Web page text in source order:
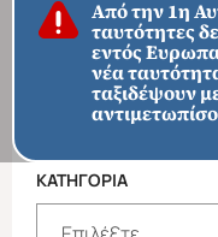
Από την 1η
ταυτότητες
εντός
νέα
ταξιδέψουν
ΠΡΟΟΡΙΣΜΟΙ
ΚΑΤΗΓΟΡΙΑ